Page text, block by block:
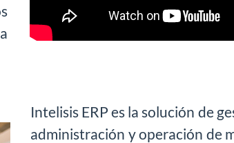
Intelisis ERP es la solución de
administración y operación de